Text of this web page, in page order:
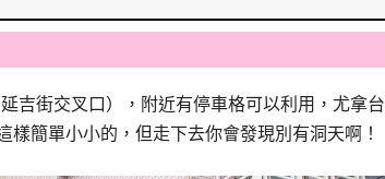
吉街交叉口），附近有停車格可以利用，尤拿台
簡單小小的，但走下去你會發現別有洞天啊！